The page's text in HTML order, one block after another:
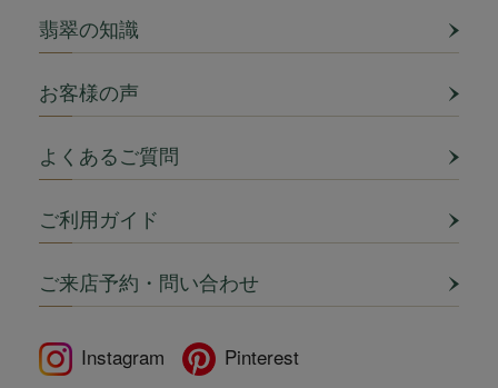
翡翠の知識
お客様の声
よくあるご質問
ご利用ガイド
ご来店予約・問い合わせ
Instagram
Pinterest